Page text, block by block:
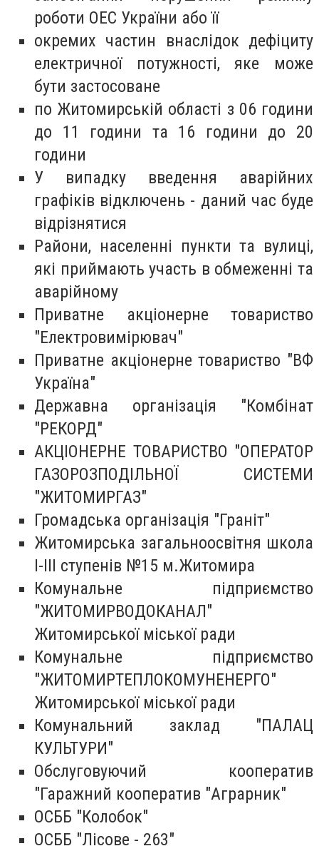
роботи ОЕС України або її
окремих частин внаслідок дефіциту
електричної потужності, яке може
бути застосоване
по Житомирській області з 06 години
до 11 години та 16 години до 20
години
У випадку введення аварійних
графіків відключень - даний час буде
відрізнятися
Райони, населенні пункти та вулиці,
які приймають участь в обмеженні та
аварійному
Приватне акціонерне товариство
"Електровимірювач"
Приватне акціонерне товариство "ВФ
Україна"
Державна організація "Комбінат
"РЕКОРД"
АКЦІОНЕРНЕ ТОВАРИСТВО "ОПЕРАТОР
ГАЗОРОЗПОДІЛЬНОЇ СИСТЕМИ
"ЖИТОМИРГАЗ"
Громадська організація "Граніт"
Житомирська загальноосвітня школа
І-ІІІ ступенів №15 м.Житомира
Комунальне підприємство
"ЖИТОМИРВОДОКАНАЛ"
Житомирської міської ради
Комунальне підприємство
"ЖИТОМИРТЕПЛОКОМУНЕНЕРГО"
Житомирської міської ради
Комунальний заклад "ПАЛАЦ
КУЛЬТУРИ"
Обслуговуючий кооператив
"Гаражний кооператив "Аграрник"
ОСББ "Колобок"
ОСББ "Лісове - 263"